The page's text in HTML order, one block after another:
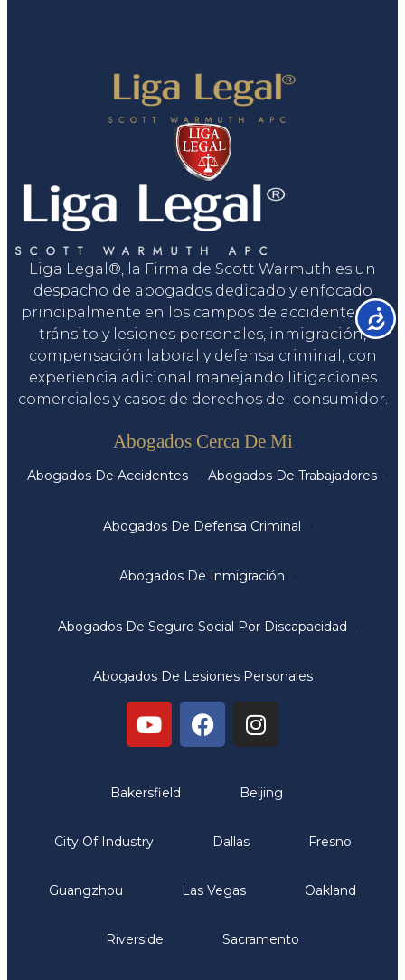
Liga Legal®, la Firma de Scott Warmuth es un
despacho de abogados dedicado y enfocado
principalmente en los campos de accidentes de
tránsito y lesiones personales, inmigración,
compensación laboral y defensa criminal, con
experiencia adicional manejando litigaciones
comerciales y casos de derechos del consumidor.
Abogados Cerca De Mi
Abogados De Accidentes Abogados De Trabajadores
Abogados De Defensa Criminal
Abogados De Inmigración
Abogados De Seguro Social Por Discapacidad
Abogados De Lesiones Personales
Bakersfield Beijing
City Of Industry Dallas Fresno
Guangzhou Las Vegas Oakland
Riverside Sacramento